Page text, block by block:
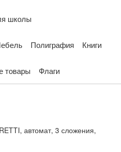
школы
Полиграфия Книги
товары Флаги
автомат, 3 сложения,